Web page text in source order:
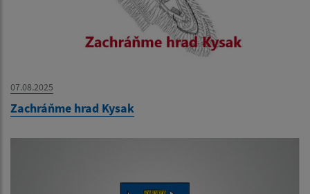
07.08.2025
Zachráňme hrad Kysak